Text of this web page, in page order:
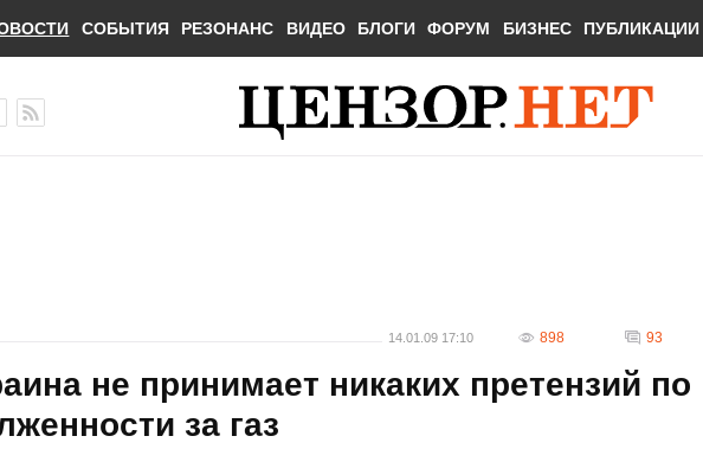
СОБЫТИЯ РЕЗОНАНС ВИДЕО БЛОГИ ФОРУМ БИЗНЕС ПУБЛИКАЦИИ
14.01.09 17:10 898 93
не принимает никаких претензий по
за газ